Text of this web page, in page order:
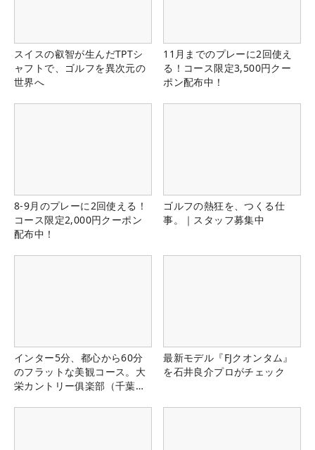
スイスの叡智が生んだTPTシ
ャフトで、ゴルフを異次元の
世界へ
11月までのプレーに2回使え
る！コース限定3,500円クー
ポン配布中！
8-9月のプレーに2回使える！
コース限定2,000円クーポン
配布中！
ゴルフの熱狂を、つくる仕
事。｜スタッフ募集中
インター5分、都心から60分
のフラットな美観コース。大
栄カントリー俱楽部（千葉
最新モデル『FJクオンタム』
を石井良介プロがチェック